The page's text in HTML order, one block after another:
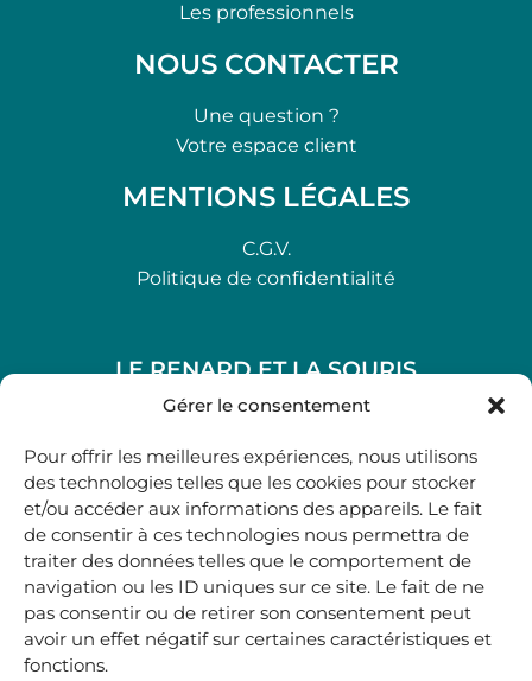
Gérer le consentement
Pour offrir les meilleures expériences, nous utilisons
des technologies telles que les cookies pour stocker
et/ou accéder aux informations des appareils. Le fait
de consentir à ces technologies nous permettra de
traiter des données telles que le comportement de
navigation ou les ID uniques sur ce site. Le fait de ne
pas consentir ou de retirer son consentement peut
avoir un effet négatif sur certaines caractéristiques et
fonctions.
Les professionnels
NOUS CONTACTER
Une question ?
Votre espace client
MENTIONS LÉGALES
C.G.V.
Politique de confidentialité
LE RENARD ET LA SOURIS
48, rue Maubec 33210 LANGON
05 40 41 37 18
.
MARDI AU SAMEDI
10H00-12H45 | 14H00 -19H00
boutique@lerenardetlasouris.com